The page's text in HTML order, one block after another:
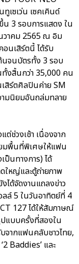
เซเว่น เซคเคินด์
น 3 รอบการแสดง ใน
วาคม 2565 ณ อิม
อนเสิร์ตนี้ ได้รับ
นจนบัตรทั้ง 3 รอบ
ทั้งสิ้นกว่า 35,000 คน
สิร์ตศิลปินค่าย SM
มนิยมอันถล่มทลาย
ช่วงเช้า เนื่องจาก
ยมพื้นที่พิเศษให้แฟน
นทางการ) ได้
ใหญ่และตู้ถ่ายภาพ
ได้จัดงานแถลงข่าว
ล์ 5 ในวันอาทิตย์ที่ 4
127 ได้ให้สัมภาษณ์
แบบครั้งที่สองใน
จากแฟนคลับชาวไทย,
Baddies’ และ